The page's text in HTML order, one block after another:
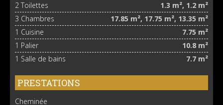
2 Toilettes
1.3 m², 1.2 m²
3 Chambres
17.85 m², 17.75 m², 13.35 m²
1 Cuisine
7.75 m²
1 Palier
10.8 m²
1 Salle de bains
7.7 m²
PRESTATIONS
Cheminée